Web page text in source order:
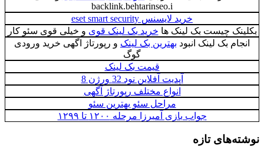
backlink.behtarinseo.i
خرید لایسنس eset smart security
بکلینک چیست بک لینک ها خرید بک لینک قوی و خیلی قوی سئو کار
انجام بک لینک انبود بهترین بک لینک و رپورتاژ اگهی خرید ورودی
گوگ
قیمت بک لینک
آپدیت آفلاین نود 32 ورژن 8
انواع مختلف رپورتاژ آگهی
مراحل سئو بهترین سئو
جواب بازی آمیرزا مرحله ۱۲۰۰ تا ۱۲۹۹
نوشته‌های تازه